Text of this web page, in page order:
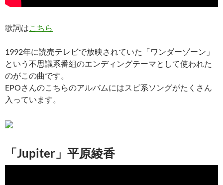
歌詞はこちら
1992年に読売テレビで放映されていた「ワンダーゾーン」
という不思議系番組のエンディングテーマとして使われた
のがこの曲です。
EPOさんのこちらのアルバムにはスピ系ソングがたくさん
入っています。
「Jupiter」平原綾香